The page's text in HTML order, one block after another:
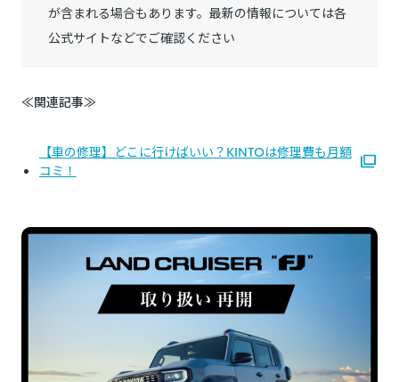
が含まれる場合もあります。最新の情報については各
公式サイトなどでご確認ください
≪関連記事≫
【車の修理】どこに行けばいい？KINTOは修理費も月額
コミ！